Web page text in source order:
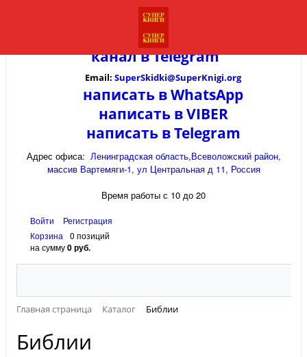
канал вTelegram
Email: SuperSkidki@SuperKnigi.org
написать в WhatsApp
написать в VIBER
написать в Telegram
Адрес офиса: Ленинградская область,Всеволожский район,
массив Вартемяги-1, ул Центральная д 11, Россия
Время работы с 10 до 20
Войти
Регистрация
Корзина
0 позиций
на сумму0 руб.
Главная страница Каталог Библии
Библии